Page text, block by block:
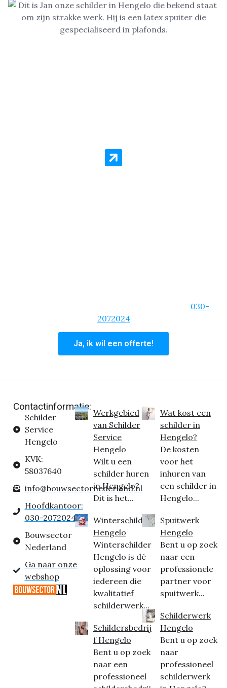
030-
2072024
Ja, ik wil een offerte!
Contactinformatie:
Schilder
Service
Hengelo
KVK:
58037640
info@bouwsectornederland.nl
Hoofdkantoor:
030-2072024
Bouwsector
Nederland
Ga naar onze
webshop
Werkgebied
van Schilder
Service
Hengelo
Wilt u een
schilder huren
in Hengelo?
Dit is het...
Winterschilder
Hengelo
Winterschilder
Hengelo is dé
oplossing voor
iedereen die
kwalitatief
schilderwerk...
Schildersbedrij
f Hengelo
Bent u op zoek
naar een
professioneel
Wat kost een
schilder in
Hengelo?
De kosten
voor het
inhuren van
een schilder in
Hengelo...
Spuitwerk
Hengelo
Bent u op zoek
naar een
professionele
partner voor
spuitwerk...
Schilderwerk
Hengelo
Bent u op zoek
naar
professioneel
schilderwerk